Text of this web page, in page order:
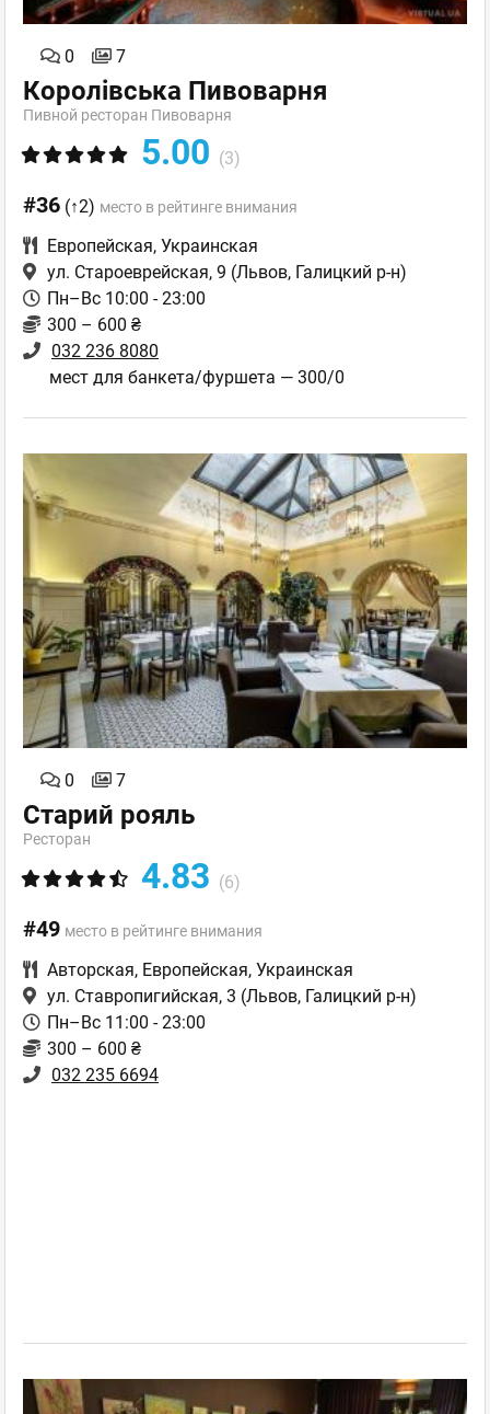
0 7
Королівська Пивоварня
Пивной ресторан Пивоварня
5.00 (3)
#36 (↑2) место в рейтинге внимания
Европейская, Украинская
ул. Староеврейская, 9 (Львов, Галицкий р-н)
Пн–Вс 10:00 - 23:00
300 – 600 ₴
032 236 8080
мест для банкета/фуршета — 300/0
0 7
Старий рояль
Ресторан
4.83 (6)
#49 место в рейтинге внимания
Авторская, Европейская, Украинская
ул. Ставропигийская, 3 (Львов, Галицкий р-н)
Пн–Вс 11:00 - 23:00
300 – 600 ₴
032 235 6694